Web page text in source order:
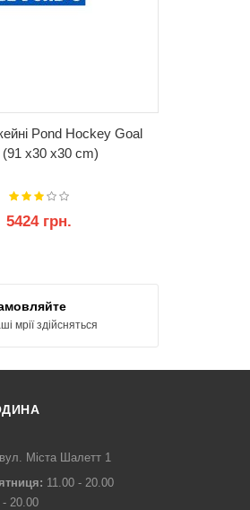
Pond Hockey Goal
(91 x30 x30 cm)
5424 грн.
мрії здійсняться
Міста Шалетт 1
11.00 - 20.00
- 20.00